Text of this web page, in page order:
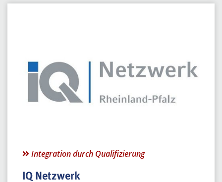
Integration durch Qualifizierung
IQ Netzwerk